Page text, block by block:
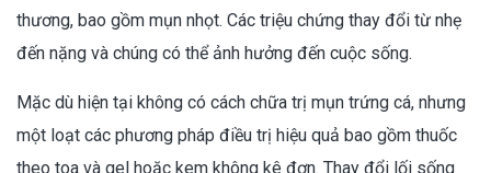
thương, bao gồm mụn nhọt. Các triệu chứng thay đổi từ nhẹ
đến nặng và chúng có thể ảnh hưởng đến cuộc sống.
Mặc dù hiện tại không có cách chữa trị mụn trứng cá, nhưng
một loạt các phương pháp điều trị hiệu quả bao gồm thuốc
theo toa và gel hoặc kem không kê đơn. Thay đổi lối sống